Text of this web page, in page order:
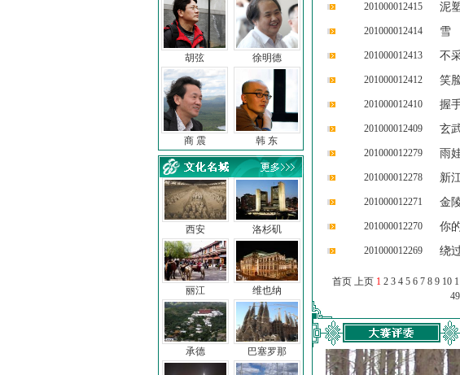
胡弦 徐明德
商 震 韩 东
西安
丽江
承德
洛杉矶
维也纳
巴塞罗那
201000012415 泥
201000012414 雪
201000012413 不
201000012412 笑
201000012410 握
201000012409 玄
201000012279 雨
201000012278 新
201000012271 金
201000012270 你
201000012269 绕
首页 上页 1 2 3 4 5 6 7 8 9 10
49